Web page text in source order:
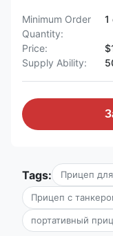
Minimum Order
Quantity:
1
Price:
Supply Ability:
Tags: Прицеп
Прицеп с
портативный